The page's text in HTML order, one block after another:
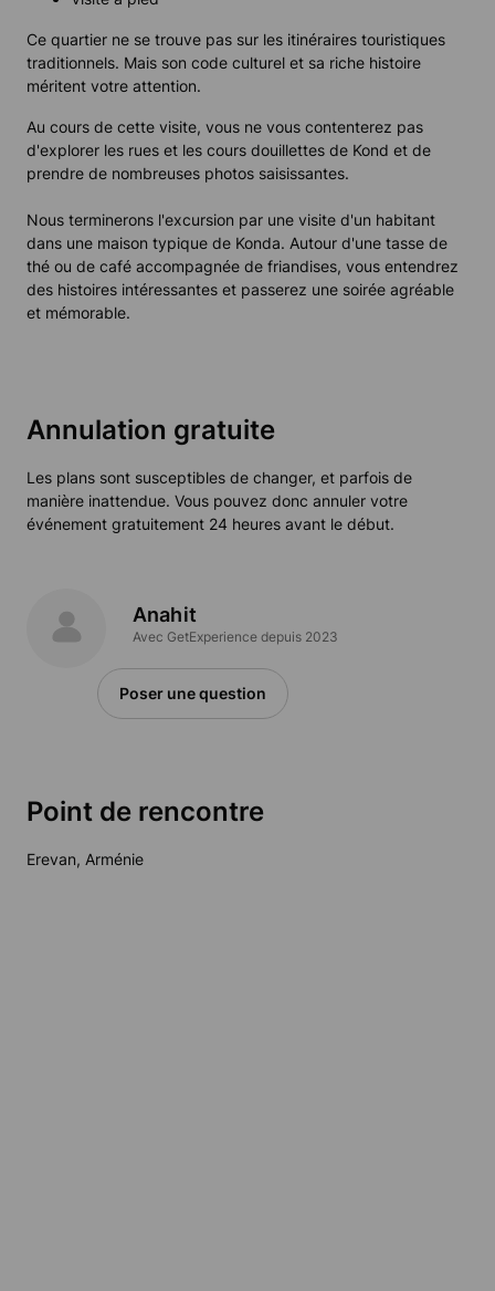
Ce quartier ne se trouve pas sur les itinéraires touristiques
traditionnels. Mais son code culturel et sa riche histoire
méritent votre attention.
Au cours de cette visite, vous ne vous contenterez pas
d'explorer les rues et les cours douillettes de Kond et de
prendre de nombreuses photos saisissantes.
Nous terminerons l'excursion par une visite d'un habitant
dans une maison typique de Konda. Autour d'une tasse de
thé ou de café accompagnée de friandises, vous entendrez
des histoires intéressantes et passerez une soirée agréable
et mémorable.
Annulation gratuite
Les plans sont susceptibles de changer, et parfois de
manière inattendue. Vous pouvez donc annuler votre
événement gratuitement 24 heures avant le début.
Anahit
Avec GetExperience depuis 2023
Poser une question
Point de rencontre
Erevan, Arménie